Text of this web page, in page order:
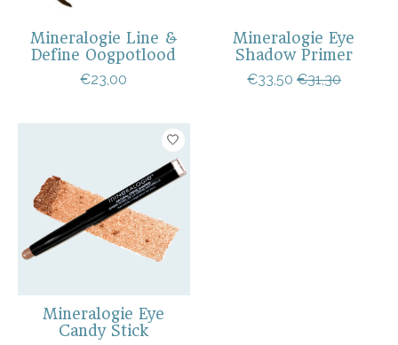
Mineralogie Line &
Define Oogpotlood
€23,00
Mineralogie Eye
Shadow Primer
€33,50 €31,30
Mineralogie Eye
Candy Stick